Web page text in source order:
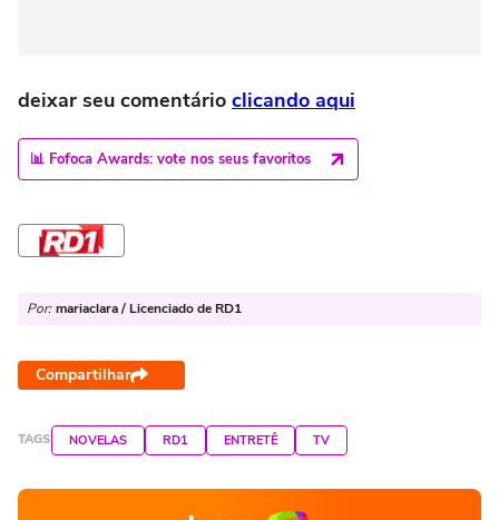
deixar seu comentário clicando aqui
📊 Fofoca Awards: vote nos seus favoritos
Por: mariaclara / Licenciado de RD1
Compartilhar
TAGS NOVELAS RD1 ENTRETÊ TV